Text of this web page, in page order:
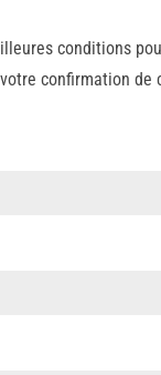
conditions
confirmation